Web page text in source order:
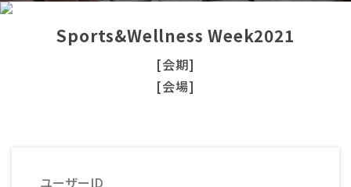
Sports&Wellness Week2021
[会期]
[会場]